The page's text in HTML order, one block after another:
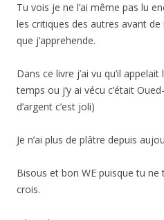
Tu vois je ne l’ai même pas lu
les critiques des autres avant
que j’apprehende.
Dans ce livre j’ai vu qu’il
temps ou j’y ai vécu c’était
d’argent c’est joli)
Je n’ai plus de plâtre depuis
Bisous et bon WE puisque tu ne
crois.